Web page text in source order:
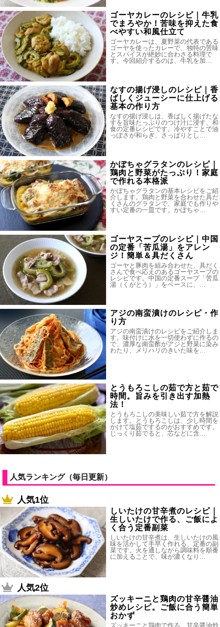
ゴーヤカレーのレシピ｜牛乳
でまろやか！苦味を抑えた食
べやすい和風仕立て
ゴーヤカレーは、夏野菜の代表である
ゴーヤを使ったカレーで、独特の苦味
とスパイスが絶妙に合わさる料理で
す。今回紹介するのは、牛乳を加…
なすの揚げ浸しのレシピ｜香
ばしくジューシーに仕上げる
基本の作り方
なすの揚げ浸しは、香ばしく揚げたな
すを旨味たっぷりのつけ汁に浸す、和
食の定番レシピです。冷やすことで油
っぽさが和らぎ、さっぱりとし…
かぼちゃグラタンのレシピ｜
鶏肉と野菜がたっぷり！家庭
で作れる本格派
かぼちゃグラタンの基本レシピをご紹
介します。鶏肉と野菜を合わせた具だ
くさんのグラタンで、家庭でも作りや
すい定番の一皿です。かぼちゃ…
ゴーヤスープのレシピ｜中国
の定番「苦瓜湯」をアレン
ジ！簡単＆具だくさん
ゴーヤと豚肉を組み合わせた、具だく
さんで食べ応えのあるゴーヤスープの
レシピです。中国の定番スープ「苦瓜
湯（くがとう）」をベースに、…
アジの南蛮漬けのレシピ・作
り方
アジの南蛮漬けのレシピをご紹介しま
す。味付けに水を一切使わずに作るの
で、濃厚な南蛮酢がアジと野菜に染み
わたり、メリハリのきいた味を…
とうもろこしの茹で方と茹で
時間。旨みを引き出す加熱
法！
とうもろこしの美味しい茹で方を解説
します。とうもろこしは、少し時間を
かけて塩茹でするのがおすすめです。
じっくり茹でると、芯などに含…
人気ランキング（毎日更新）
人気1位
しいたけの甘辛煮のレシピ｜
生しいたけで作る、ご飯によ
く合う定番副菜
しいたけの甘辛煮は、生しいたけの風
味を活かして手早く作れる、定番の副
菜です。火を通しながら調味料を順番
に加えることで、味が濃くなり…
人気2位
ズッキーニと鶏肉の甘辛醤油
炒めレシピ。ご飯に合う簡単
おかず
ズッキーニと鶏肉で作る、甘辛醤油炒